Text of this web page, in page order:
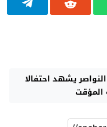
يشهد احتفالا
المؤقت